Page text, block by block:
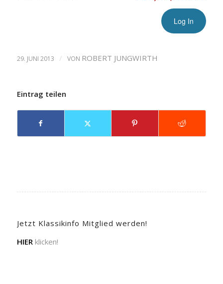
29. JUNI 2013 / VON ROBERT JUNGWIRTH
Eintrag teilen
Jetzt Klassikinfo Mitglied werden!
HIER klicken!